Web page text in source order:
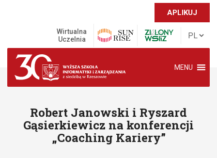
APLIKUJ
Wirtualna
Uczelnia
MENU
Robert Janowski i Ryszard
Gąsierkiewicz na konferencji
„Coaching Kariery”